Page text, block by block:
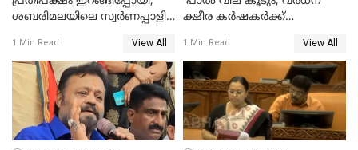
ശബരിമലയിലെ സ്വർണപ്പാളി
പ്രമേയത്തിന് അനുമതിയില്ല
WATCH VIDEO
1 Min Read View All
ക്ഷീര കർഷകർക്ക്
ജെ ചിഞ്ചുറാണി
1 Min Read View All